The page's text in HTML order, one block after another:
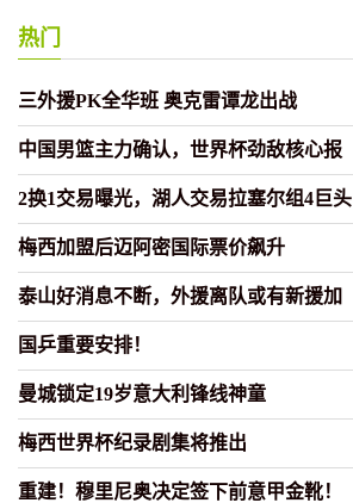
热门
三外援PK全华班 奥克雷谭龙出战
中国男篮主力确认，世界杯劲敌核心报
2换1交易曝光，湖人交易拉塞尔组4巨头
梅西加盟后迈阿密国际票价飙升
泰山好消息不断，外援离队或有新援加
国乒重要安排！
曼城锁定19岁意大利锋线神童
梅西世界杯纪录剧集将推出
重建！穆里尼奥决定签下前意甲金靴！